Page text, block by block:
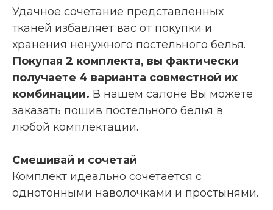
Удачное сочетание представленных
тканей избавляет вас от покупки и
хранения ненужного постельного белья.
Покупая 2 комплекта, вы фактически
получаете 4 варианта совместной их
комбинации. В нашем салоне Вы можете
заказать пошив постельного белья в
любой комплектации.
Смешивай и сочетай
Комплект идеально сочетается с
однотонными наволочками и простынями.